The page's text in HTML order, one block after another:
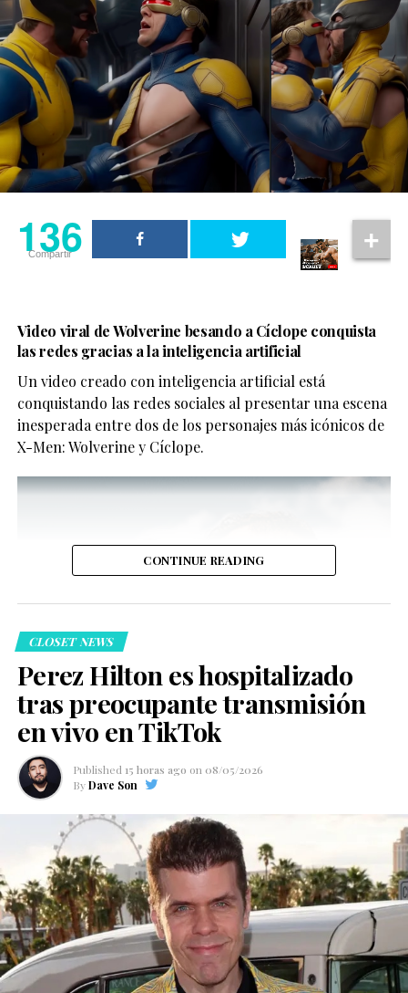
136
Compartir
Video viral de Wolverine besando a Cíclope conquista
las redes gracias a la inteligencia artificial
Un video creado con inteligencia artificial está
conquistando las redes sociales al presentar una escena
inesperada entre dos de los personajes más icónicos de
X-Men: Wolverine y Cíclope.
CONTINUE READING
CLOSET NEWS
Perez Hilton es hospitalizado
tras preocupante transmisión
en vivo en TikTok
Published 15 horas ago on 08/05/2026
By Dave Son